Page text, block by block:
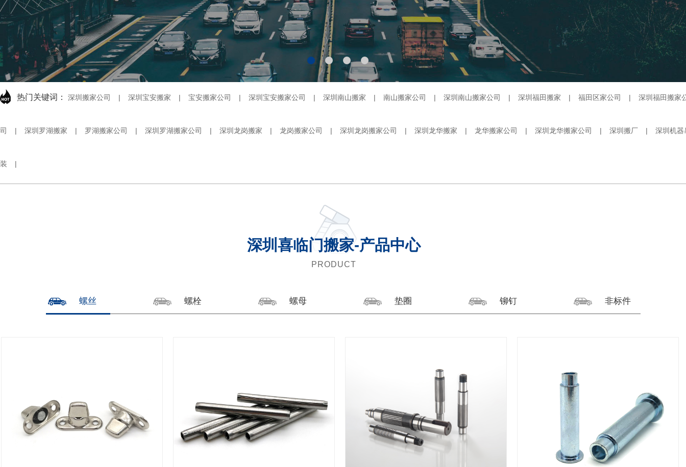
热门关键词： 深圳搬家公司 | 深圳宝安搬家 | 宝安搬家公司 | 深圳宝安搬家公司 | 深圳南山搬家 | 南山搬家公司 | 深圳南山搬家公司 | 深圳福田搬家 | 福田区家公司 | 深圳福田搬家
司 | 深圳罗湖搬家 | 罗湖搬家公司 | 深圳罗湖搬家公司 | 深圳龙岗搬家 | 龙岗搬家公司 | 深圳龙岗搬家公司 | 深圳龙华搬家 | 龙华搬家公司 | 深圳龙华搬家公司 | 深圳搬厂 | 深圳机器
装 |
深圳喜临门搬家-产品中心
PRODUCT
螺丝 螺栓 螺母 垫圈 铆钉 非标件